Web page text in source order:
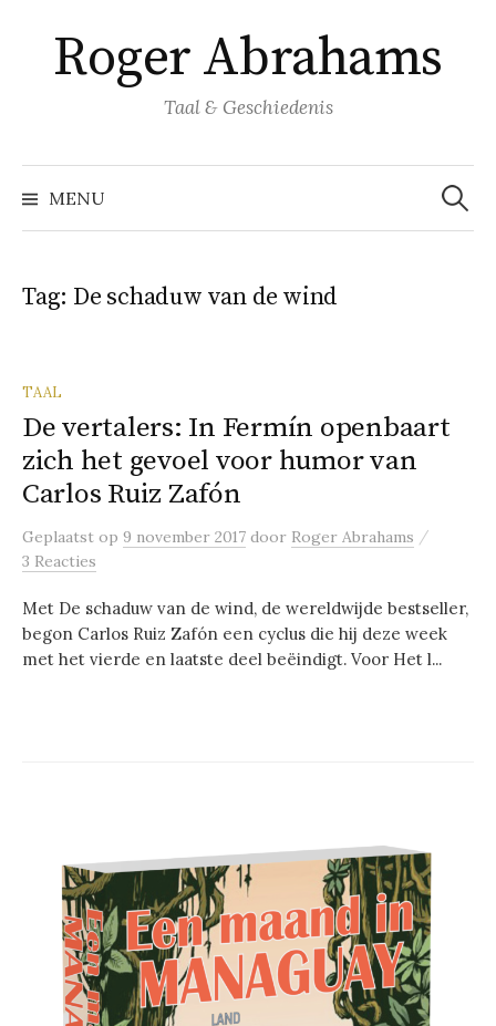
inhoud
springen
Roger Abrahams
Taal & Geschiedenis
MENU
Zoeken
naar:
Tag: De schaduw van de wind
TAAL
De vertalers: In Fermín openbaart
zich het gevoel voor humor van
Carlos Ruiz Zafón
Geplaatst op 9 november 2017 door Roger Abrahams /
3 Reacties
Met De schaduw van de wind, de wereldwijde bestseller,
begon Carlos Ruiz Zafón een cyclus die hij deze week
met het vierde en laatste deel beëindigt. Voor Het l...